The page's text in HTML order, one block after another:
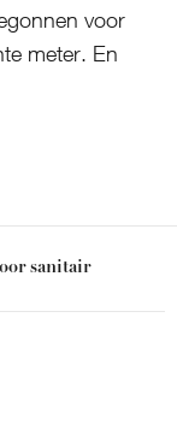
voor
meter. En
sanitair